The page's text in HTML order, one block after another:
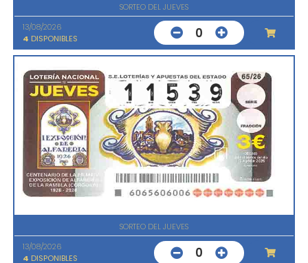
SORTEO DEL JUEVES
13/08/2026
4 DISPONIBLES 0
SORTEO DEL JUEVES
13/08/2026
4 DISPONIBLES 0